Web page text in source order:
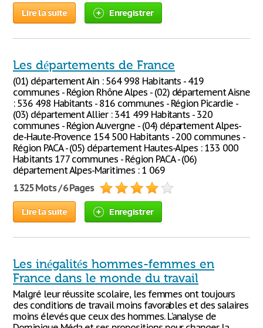
Lire la suite Enregistrer
Les départements de France
(01) département Ain : 564 998 Habitants - 419
communes - Région Rhône Alpes - (02) département Aisne
: 536 498 Habitants - 816 communes - Région Picardie -
(03) département Allier : 341 499 Habitants - 320
communes - Région Auvergne - (04) département Alpes-
de-Haute-Provence 154 500 Habitants - 200 communes -
Région PACA - (05) département Hautes-Alpes : 133 000
Habitants 177 communes - Région PACA - (06)
département Alpes-Maritimes : 1 069
1 325 Mots / 6 Pages
Lire la suite Enregistrer
Les inégalités hommes-femmes en
France dans le monde du travail
Malgré leur réussite scolaire, les femmes ont toujours
des conditions de travail moins favorables et des salaires
moins élevés que ceux des hommes. L'analyse de